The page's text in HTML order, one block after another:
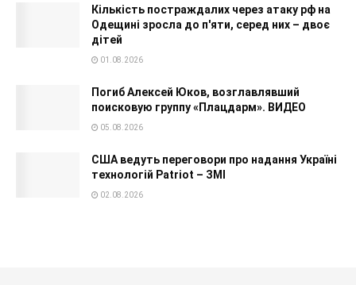
Кількість постраждалих через атаку рф на
Одещині зросла до п'яти, серед них – двоє
дітей
01.08.2026
Погиб Алексей Юков, возглавлявший
поисковую группу «Плацдарм». ВИДЕО
05.08.2026
США ведуть переговори про надання Україні
технологій Patriot – ЗМІ
02.08.2026